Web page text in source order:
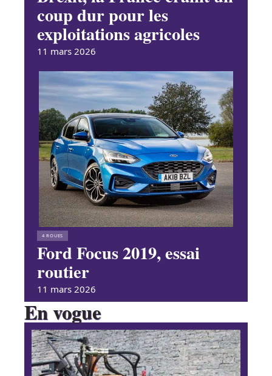
coup dur pour les
exploitations agricoles
11 mars 2026
4 ROUES
Ford Focus 2019, essai
routier
11 mars 2026
En vogue